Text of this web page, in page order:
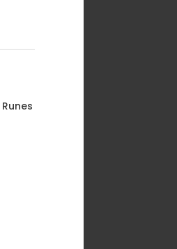
Runes